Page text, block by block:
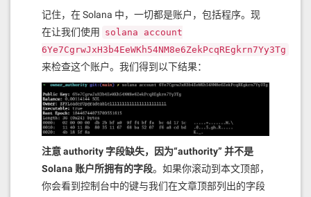
记住，在 Solana 中，一切都是账户，包括程序。现
在让我们使用
solana account
6Ye7CgrwJxH3b4EeWKh54NM8e6ZekPcqREgkrn7Yy3Tg
来检查这个账户。我们得到以下结果：
注意 authority 字段缺失，因为“authority” 并不是
Solana 账户所拥有的字段。如果你滚动到本文顶部，
你会看到控制台中的键与我们在文章顶部列出的字段